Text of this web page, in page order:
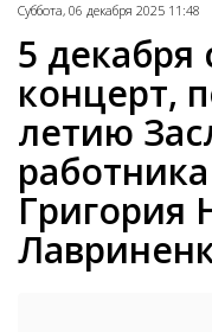
Суббота, 06 декабря 2025 11:48
5 декабря
концерт,
летию
Григория